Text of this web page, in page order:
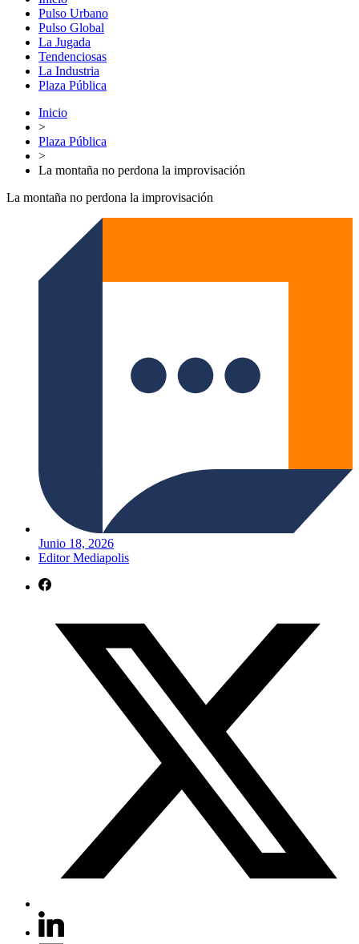
Pulso Urbano
Pulso Global
La Jugada
Tendenciosas
La Industria
Plaza Pública
Inicio
>
Plaza Pública
>
La montaña no perdona la improvisación
La montaña no perdona la improvisación
Junio 18, 2026
Editor Mediapolis